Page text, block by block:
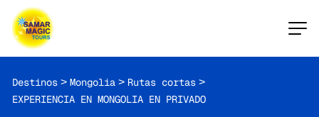
Destinos > Mongolia > Rutas cortas >
EXPERIENCIA EN MONGOLIA EN PRIVADO